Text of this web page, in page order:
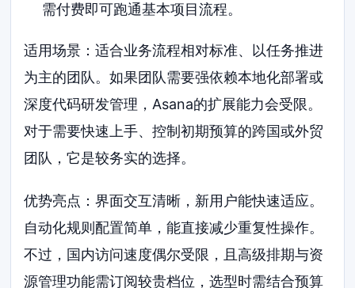
需付费即可跑通基本项目流程。
适用场景：适合业务流程相对标准、以任务推进
为主的团队。如果团队需要强依赖本地化部署或
深度代码研发管理，Asana的扩展能力会受限。
对于需要快速上手、控制初期预算的跨国或外贸
团队，它是较务实的选择。
优势亮点：界面交互清晰，新用户能快速适应。
自动化规则配置简单，能直接减少重复性操作。
不过，国内访问速度偶尔受限，且高级排期与资
源管理功能需订阅较贵档位，选型时需结合预算